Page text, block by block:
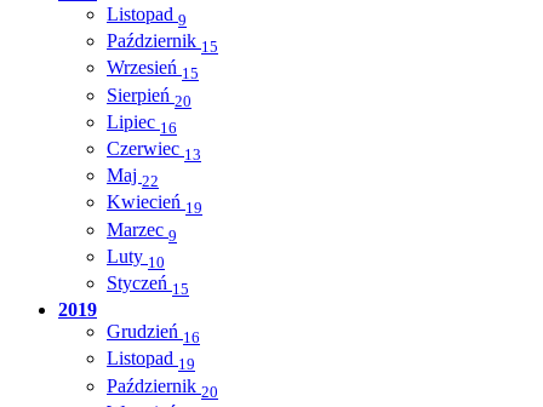
Listopad 9
Październik 15
Wrzesień 15
Sierpień 20
Lipiec 16
Czerwiec 13
Maj 22
Kwiecień 19
Marzec 9
Luty 10
Styczeń 15
2019
Grudzień 16
Listopad 19
Październik 20